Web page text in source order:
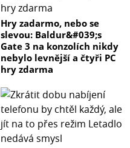
Hry zadarmo, nebo se
slevou: Baldur&#039;s
Gate 3 na konzolích nikdy
nebylo levnější a čtyři PC
hry zdarma